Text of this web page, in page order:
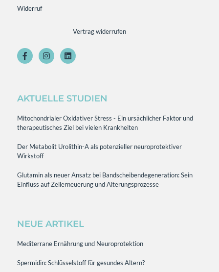
Widerruf
Vertrag widerrufen
AKTUELLE STUDIEN
Mitochondrialer Oxidativer Stress - Ein ursächlicher Faktor und
therapeutisches Ziel bei vielen Krankheiten
Der Metabolit Urolithin-A als potenzieller neuroprotektiver
Wirkstoff
Glutamin als neuer Ansatz bei Bandscheibendegeneration: Sein
Einfluss auf Zellerneuerung und Alterungsprozesse
NEUE ARTIKEL
Mediterrane Ernährung und Neuroprotektion
Spermidin: Schlüsselstoff für gesundes Altern?